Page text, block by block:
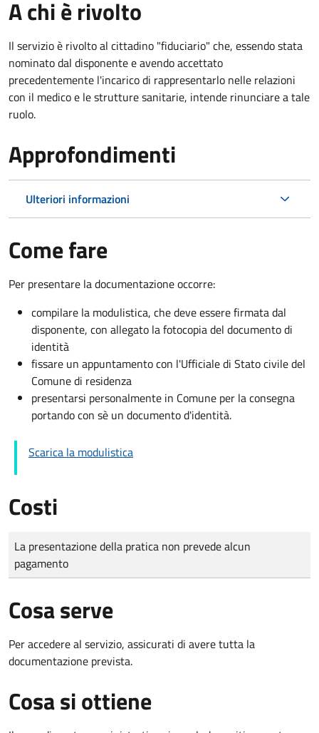
A chi è rivolto
Il servizio è rivolto al cittadino "fiduciario" che, essendo stata
nominato dal disponente e avendo accettato
precedentemente l'incarico di rappresentarlo nelle relazioni
con il medico e le strutture sanitarie, intende rinunciare a tale
ruolo.
Approfondimenti
Ulteriori informazioni
Come fare
Per presentare la documentazione occorre:
compilare la modulistica, che deve essere firmata dal
disponente, con allegato la fotocopia del documento di
identità
fissare un appuntamento con l'Ufficiale di Stato civile del
Comune di residenza
presentarsi personalmente in Comune per la consegna
portando con sè un documento d'identità.
Scarica la modulistica
Costi
Tipo di pagamento
Importo
La presentazione della pratica non prevede alcun
pagamento
Cosa serve
Per accedere al servizio, assicurati di avere tutta la
documentazione prevista.
Cosa si ottiene